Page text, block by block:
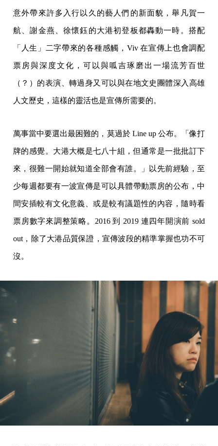
意外帶來許多入行以久的藝人們的新面貌，舉凡賀一
航、謝金燕、徐懷鈺的大港初登板都轟動一時。搭配
「人生」二字帶來的各種感觸，Viv 在宣傳上也會調配
票房與深度文化，可以與呱吉琢磨出一場流芳百世
（？）的表演、轉過身又可以與在地文史團體深入高雄
人文歷史，這樣的靈活也是宣傳所需要的。
萬事當中要選出最困難的，莫過於 Line up 公布。「像打
牌的感覺。大港大概是七八十組，但通常是一批批訂下
來，很難一開始就知道全部會有誰。」以先前經驗，至
少每週都要有一波宣傳是可以具體帶動票房的公布，中
間安插較有文化意義、或是較有議題性的內容，隨時看
票房數字來調整策略。2016 到 2019 連四年開演前 sold
out，除了大港品質保證，宣傳波段的精準掌握也功不可
沒。